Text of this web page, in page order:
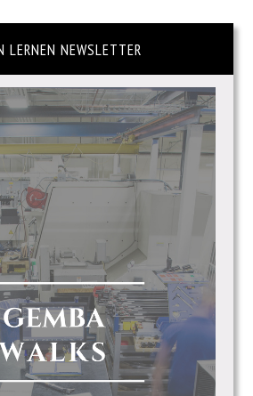
LERNEN NEWSLETTER